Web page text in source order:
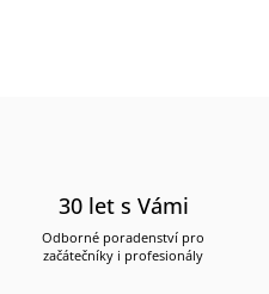
30 let s Vámi
Odborné poradenství pro
začátečníky i profesionály